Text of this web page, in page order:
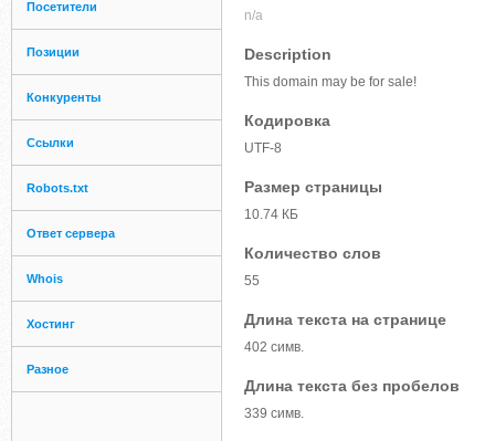
Посетители
Позиции
Конкуренты
Ссылки
Robots.txt
Ответ сервера
Whois
Хостинг
Разное
n/a
Description
This domain may be for sale!
Кодировка
UTF-8
Размер страницы
10.74 КБ
Количество слов
55
Длина текста на странице
402 симв.
Длина текста без пробелов
339 симв.